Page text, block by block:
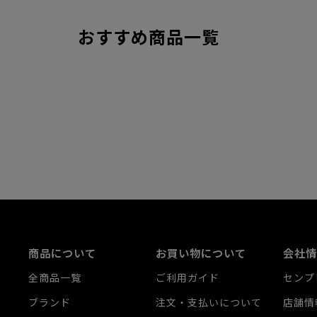
おすすめ商品一覧
商品について
全商品一覧
ブランド
お買い物について
ご利用ガイド
注文・支払いについて
会社
センプ
店舗情